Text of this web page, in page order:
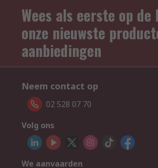
Wees als eerste op de
onze nieuwste
aanbiedingen
Neem contact op
02 528 07 70
Volg ons
We aanvaarden